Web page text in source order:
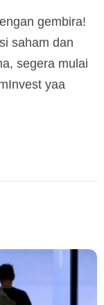
gembira!
saham dan
segera mulai
yaa